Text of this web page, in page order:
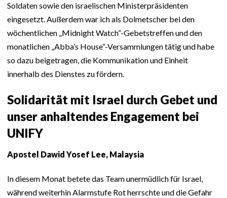
Soldaten sowie den israelischen Ministerpräsidenten
eingesetzt. Außerdem war ich als Dolmetscher bei den
wöchentlichen „Midnight Watch“-Gebetstreffen und den
monatlichen „Abba’s House“-Versammlungen tätig und habe
so dazu beigetragen, die Kommunikation und Einheit
innerhalb des Dienstes zu fördern.
Solidarität mit Israel durch Gebet und
unser anhaltendes Engagement bei
UNIFY
Apostel Dawid Yosef Lee, Malaysia
In diesem Monat betete das Team unermüdlich für Israel,
während weiterhin Alarmstufe Rot herrschte und die Gefahr